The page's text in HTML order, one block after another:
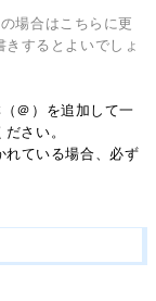
場合はこちらに更
するとよいでしょ
＠）を追加して一
さい。
れている場合、必ず